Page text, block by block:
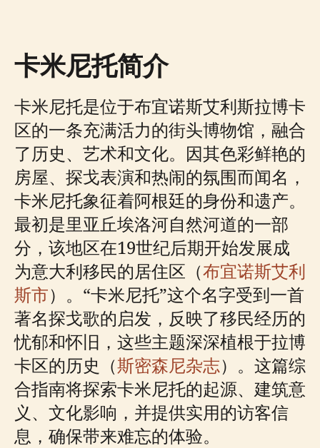
卡米尼托简介
卡米尼托是位于布宜诺斯艾利斯拉博卡
区的一条充满活力的街头博物馆，融合
了历史、艺术和文化。因其色彩鲜艳的
房屋、探戈表演和热闹的氛围而闻名，
卡米尼托象征着阿根廷的身份和遗产。
最初是里亚丘埃洛河自然河道的一部
分，该地区在19世纪后期开始发展成
为意大利移民的居住区（布宜诺斯艾利
斯市）。“卡米尼托”这个名字受到一首
著名探戈歌的启发，反映了移民经历的
忧郁和怀旧，这些主题深深植根于拉博
卡区的历史（斯密森尼杂志）。这篇综
合指南将探索卡米尼托的起源、建筑意
义、文化影响，并提供实用的访客信
息，确保带来难忘的体验。